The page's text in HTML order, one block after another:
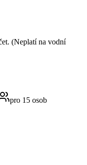
(Neplatí na vodní
pro 15 osob